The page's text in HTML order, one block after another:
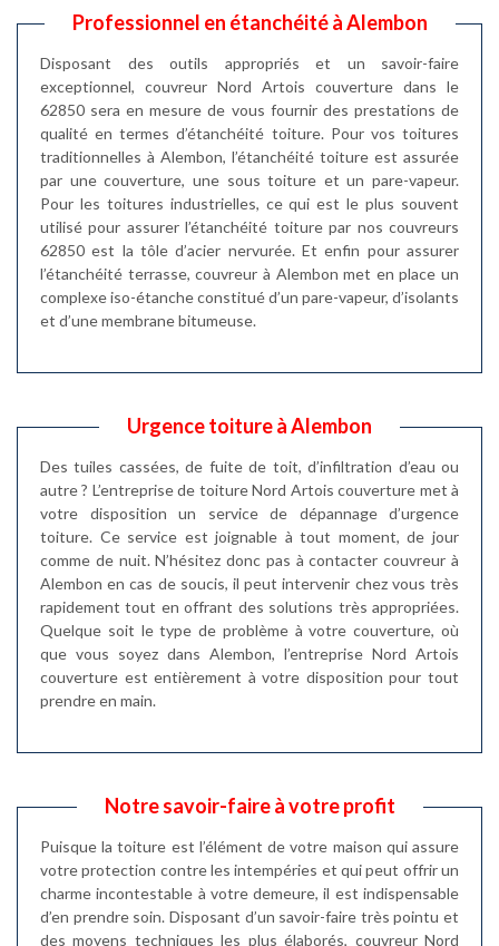
Professionnel en étanchéité à Alembon
Disposant des outils appropriés et un savoir-faire
exceptionnel, couvreur Nord Artois couverture dans le
62850 sera en mesure de vous fournir des prestations de
qualité en termes d’étanchéité toiture. Pour vos toitures
traditionnelles à Alembon, l’étanchéité toiture est assurée
par une couverture, une sous toiture et un pare-vapeur.
Pour les toitures industrielles, ce qui est le plus souvent
utilisé pour assurer l’étanchéité toiture par nos couvreurs
62850 est la tôle d’acier nervurée. Et enfin pour assurer
l’étanchéité terrasse, couvreur à Alembon met en place un
complexe iso-étanche constitué d’un pare-vapeur, d’isolants
et d’une membrane bitumeuse.
Urgence toiture à Alembon
Des tuiles cassées, de fuite de toit, d’infiltration d’eau ou
autre ? L’entreprise de toiture Nord Artois couverture met à
votre disposition un service de dépannage d’urgence
toiture. Ce service est joignable à tout moment, de jour
comme de nuit. N’hésitez donc pas à contacter couvreur à
Alembon en cas de soucis, il peut intervenir chez vous très
rapidement tout en offrant des solutions très appropriées.
Quelque soit le type de problème à votre couverture, où
que vous soyez dans Alembon, l’entreprise Nord Artois
couverture est entièrement à votre disposition pour tout
prendre en main.
Notre savoir-faire à votre profit
Puisque la toiture est l’élément de votre maison qui assure
votre protection contre les intempéries et qui peut offrir un
charme incontestable à votre demeure, il est indispensable
d’en prendre soin. Disposant d’un savoir-faire très pointu et
des moyens techniques les plus élaborés, couvreur Nord